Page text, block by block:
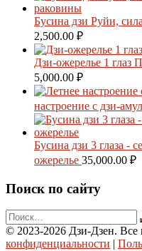
Бусина дзи Руйи,
2,500.00 ₽
Дзи-ожерелье 1 глаз
5,000.00 ₽
настроение с дзи-
Бусина дзи 3 глаза -
ожерелье 35,000.00 ₽
Поиск по сайту
© 2023-2026 Дзи-Дзен.
конфиденциальности